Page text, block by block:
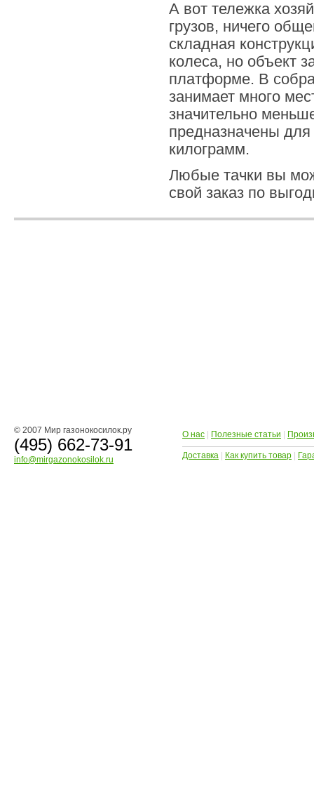
А вот тележка
грузов, ничего
складная
колеса, но объект
платформе. В
занимает много
значительно
предназначены для
килограмм.
Любые тачки вы
свой заказ по
© 2007 Мир газонокосилок.ру
(495) 662-73-91
info@mirgazonokosilok.ru
О нас Полезные статьи
Доставка Как купить товар